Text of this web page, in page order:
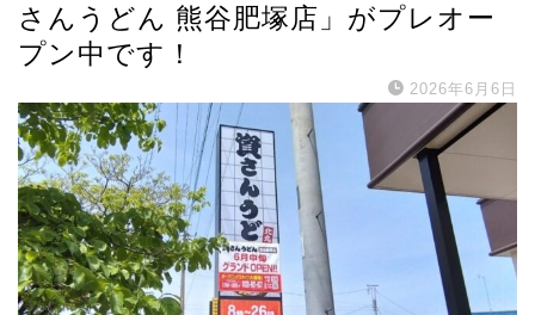
さんうどん 熊谷肥塚店」がプレオー
プン中です！
2026年6月6日